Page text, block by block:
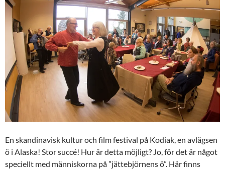
En skandinavisk kultur och film festival på Kodiak, en avlägsen
ö i Alaska! Stor succé! Hur är detta möjligt? Jo, för det är något
speciellt med människorna på ”jättebjörnens ö”. Här finns